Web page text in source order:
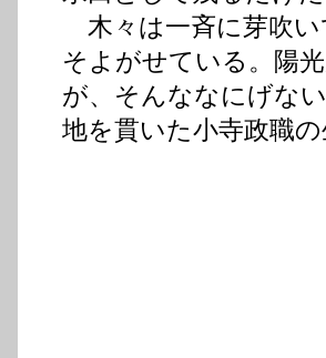
木々は一斉に芽吹い
そよがせている。陽
が、そんななにげな
地を貫いた小寺政職